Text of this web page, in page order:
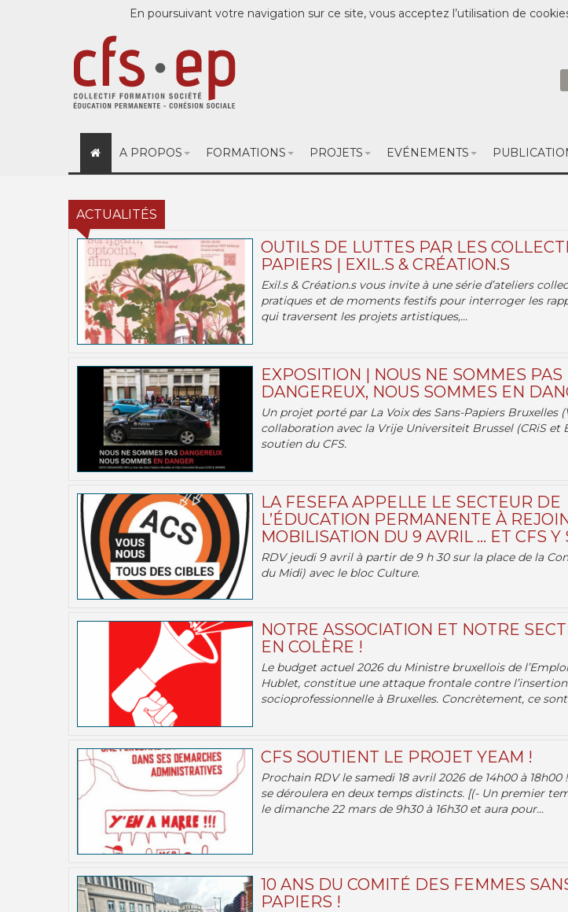
En poursuivant votre navigation sur ce site, vous acceptez l’utilisation de
A PROPOS FORMATIONS PROJETS EVÉNEMENTS
ACTUALITÉS
OUTILS DE LUTTES PAR LES
PAPIERS | EXIL.S & CRÉATION.S
Exil.s & Création.s vous invite à une série d’ateliers
pratiques et de moments festifs pour interroger les
qui traversent les projets artistiques,...
EXPOSITION | NOUS NE SOMMES PAS
DANGEREUX, NOUS SOMMES EN
Un projet porté par La Voix des Sans-Papiers Bruxelles
collaboration avec la Vrije Universiteit Brussel (CRiS et
soutien du CFS.
LA FESEFA APPELLE LE SECTEUR DE
L’ÉDUCATION PERMANENTE À
MOBILISATION DU 9 AVRIL … ET CFS Y
RDV jeudi 9 avril à partir de 9 h 30 sur la place de la
du Midi) avec le bloc Culture.
NOTRE ASSOCIATION ET NOTRE
EN COLÈRE !
Le budget actuel 2026 du Ministre bruxellois de
Hublet, constitue une attaque frontale contre l’insertion
socioprofessionnelle à Bruxelles. Concrètement, ce sont :
CFS SOUTIENT LE PROJET YEAM !
Prochain RDV le samedi 18 avril 2026 de 14h00 à
se déroulera en deux temps distincts. [(- Un premier
le dimanche 22 mars de 9h30 à 16h30 et aura pour...
10 ANS DU COMITÉ DES FEMMES
PAPIERS !